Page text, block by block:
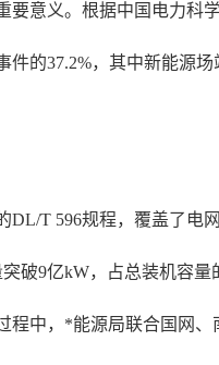
意义。根据中国电力科
的37.2%，其中新能源
T 596规程，覆盖了
破9亿kW，占总装机容
中，*能源局联合国网